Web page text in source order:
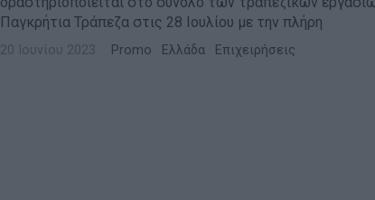
Παγκρήτια Τράπεζα στις 28 Ιουλίου με την πλήρη
20 Ιουνίου 2023 Promo Ελλάδα Επιχειρήσεις